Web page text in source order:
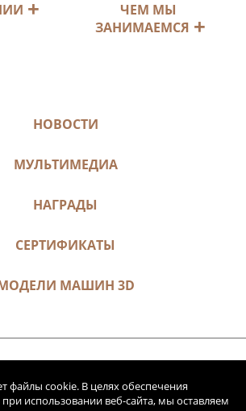
ЧЕМ МЫ
ЗАНИМАЕМСЯ
НОВОСТИ
МУЛЬТИМЕДИА
НАГРАДЫ
СЕРТИФИКАТЫ
МАШИН 3D
файлы cookie. В целях обеспечения
использовании веб-сайта, мы оставляем